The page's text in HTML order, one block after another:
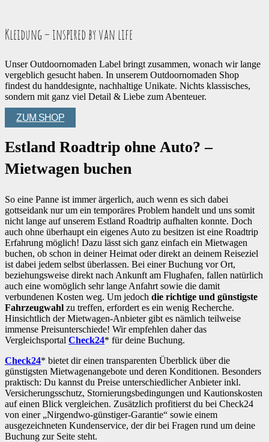
Kleidung – inspired by van life
Unser Outdoornomaden Label bringt zusammen, wonach wir lange
vergeblich gesucht haben. In unserem Outdoornomaden Shop
findest du handdesignte, nachhaltige Unikate. Nichts klassisches,
sondern mit ganz viel Detail & Liebe zum Abenteuer.
ZUM SHOP
Estland Roadtrip ohne Auto? –
Mietwagen buchen
So eine Panne ist immer ärgerlich, auch wenn es sich dabei
gottseidank nur um ein temporäres Problem handelt und uns somit
nicht lange auf unserem Estland Roadtrip aufhalten konnte. Doch
auch ohne überhaupt ein eigenes Auto zu besitzen ist eine Roadtrip
Erfahrung möglich! Dazu lässt sich ganz einfach ein Mietwagen
buchen, ob schon in deiner Heimat oder direkt an deinem Reiseziel
ist dabei jedem selbst überlassen. Bei einer Buchung vor Ort,
beziehungsweise direkt nach Ankunft am Flughafen, fallen natürlich
auch eine womöglich sehr lange Anfahrt sowie die damit
verbundenen Kosten weg. Um jedoch die richtige und günstigste
Fahrzeugwahl zu treffen, erfordert es ein wenig Recherche.
Hinsichtlich der Mietwagen-Anbieter gibt es nämlich teilweise
immense Preisunterschiede! Wir empfehlen daher das
Vergleichsportal Check24* für deine Buchung.
Check24* bietet dir einen transparenten Überblick über die
günstigsten Mietwagenangebote und deren Konditionen. Besonders
praktisch: Du kannst du Preise unterschiedlicher Anbieter inkl.
Versicherungsschutz, Stornierungsbedingungen und Kautionskosten
auf einen Blick vergleichen. Zusätzlich profitierst du bei Check24
von einer „Nirgendwo-günstiger-Garantie“ sowie einem
ausgezeichneten Kundenservice, der dir bei Fragen rund um deine
Buchung zur Seite steht.